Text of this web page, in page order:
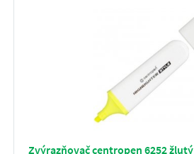
Zvýrazňovač centropen 6252 žlutý